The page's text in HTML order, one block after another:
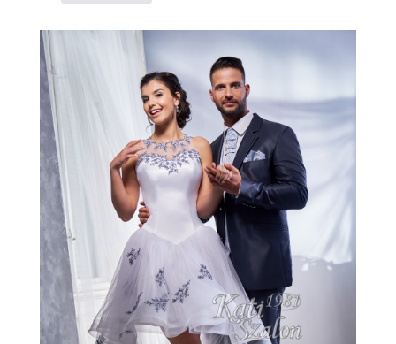
rövid
esküvői
ruha
K80
öltöny
mennyiség